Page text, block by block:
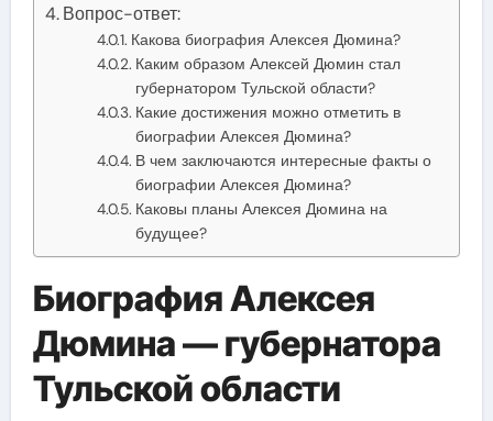
Вопрос-ответ:
Какова биография Алексея Дюмина?
Каким образом Алексей Дюмин стал
губернатором Тульской области?
Какие достижения можно отметить в
биографии Алексея Дюмина?
В чем заключаются интересные факты о
биографии Алексея Дюмина?
Каковы планы Алексея Дюмина на
будущее?
Биография Алексея
Дюмина — губернатора
Тульской области